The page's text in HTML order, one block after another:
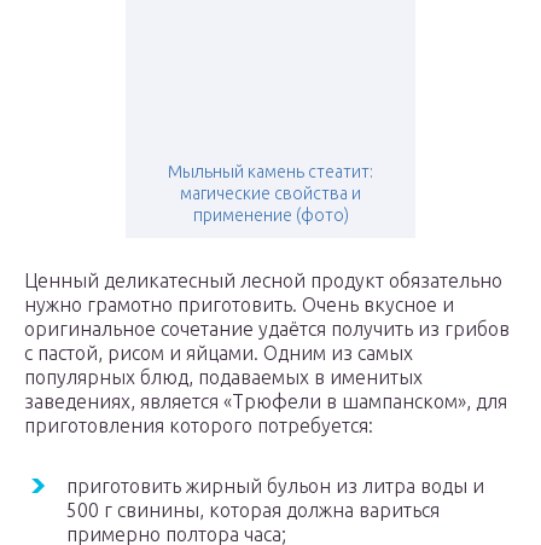
Мыльный камень стеатит:
магические свойства и
применение (фото)
Ценный деликатесный лесной продукт обязательно
нужно грамотно приготовить. Очень вкусное и
оригинальное сочетание удаётся получить из грибов
с пастой, рисом и яйцами. Одним из самых
популярных блюд, подаваемых в именитых
заведениях, является «Трюфели в шампанском», для
приготовления которого потребуется:
приготовить жирный бульон из литра воды и
500 г свинины, которая должна вариться
примерно полтора часа;